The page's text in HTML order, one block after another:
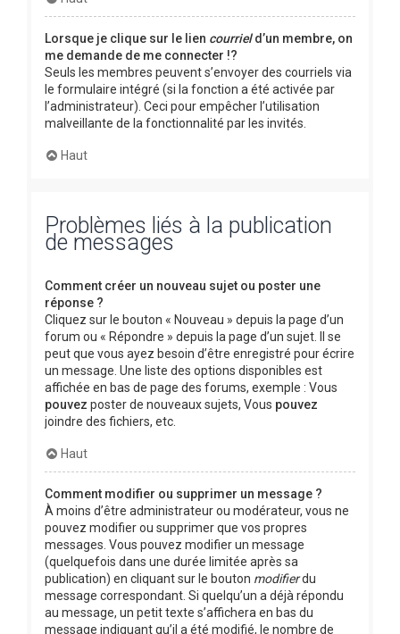
Lorsque je clique sur le lien courrield’un membre, on
me demande de me connecter !?
Seuls les membres peuvent s’envoyer des courriels via
le formulaire intégré (si la fonction a été activée par
l’administrateur). Ceci pour empêcher l’utilisation
malveillante de la fonctionnalité par les invités.
Haut
Problèmes liés à la publication
de messages
Comment créer un nouveau sujet ou poster une
réponse ?
Cliquez sur le bouton « Nouveau » depuis la page d’un
forum ou « Répondre » depuis la page d’un sujet. Il se
peut que vous ayez besoin d’être enregistré pour écrire
un message. Une liste des options disponibles est
affichée en bas de page des forums, exemple : Vous
pouvez poster de nouveaux sujets, Vous pouvez
joindre des fichiers, etc.
Haut
Comment modifier ou supprimer un message ?
À moins d’être administrateur ou modérateur, vous ne
pouvez modifier ou supprimer que vos propres
messages. Vous pouvez modifier un message
(quelquefois dans une durée limitée après sa
publication) en cliquant sur le bouton modifierdu
message correspondant. Si quelqu’un a déjà répondu
au message, un petit texte s’affichera en bas du
message indiquant qu’il a été modifié, le nombre de